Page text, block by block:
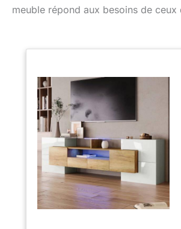
meuble répond aux besoins de